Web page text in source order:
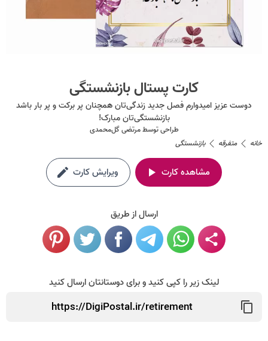
کارت پستال بازنشستگی
دوست عزیز امیدوارم فصل جدید زندگی‌تان همچنان پر برکت و پر بار باشد
بازنشستگی‌تان مبارک!
طراحی توسطمرتضی گل‌محمدی
خانه
متفرقه بازنشستگی
مشاهده کارت ویرایش کارت
ارسال از طریق
لینک زیر را کپی کنید و برای دوستانتان ارسال کنید